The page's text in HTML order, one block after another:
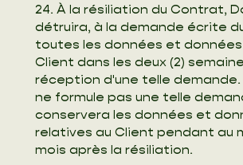
24. À la résiliation du Contrat,
détruira, à la demande écrite
toutes les données et
Client dans les deux (2)
réception d'une telle demande.
ne formule pas une telle
conservera les données et
relatives au Client pendant au
mois après la résiliation.